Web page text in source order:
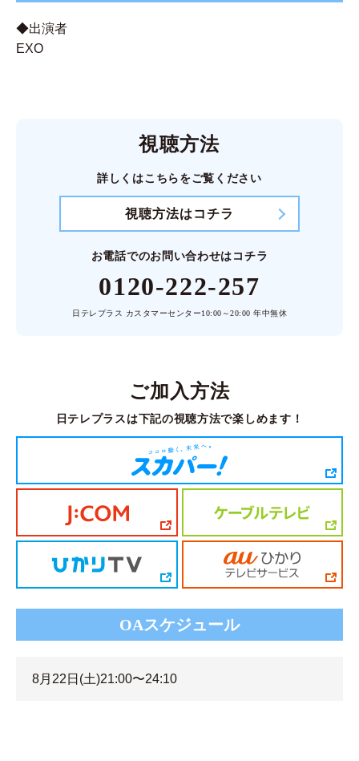
◆出演者
EXO
視聴方法
詳しくはこちらをご覧ください
視聴方法はコチラ
お電話でのお問い合わせはコチラ
0120-222-257
日テレプラス カスタマーセンター10:00～20:00 年中無休
ご加入方法
日テレプラスは下記の視聴方法で楽しめます！
OAスケジュール
8月22日(土)21:00〜24:10